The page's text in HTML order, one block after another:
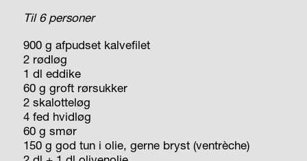
Til 6 personer
900 g afpudset kalvefilet
2 rødløg
1 dl eddike
60 g groft rørsukker
2 skalotteløg
4 fed hvidløg
60 g smør
150 g god tun i olie, gerne bryst (ventrèche)